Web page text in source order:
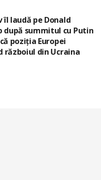
îl laudă pe Donald
după summitul cu Putin
poziția Europei
războiul din Ucraina